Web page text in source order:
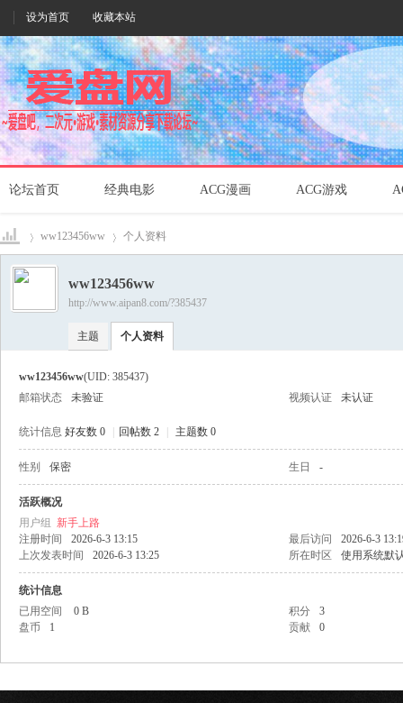
设为首页 收藏本站
论坛首页 经典电影 ACG漫画 ACG游戏
爱盘›
ww123456ww 个人资料
ww123456ww
http://www.aipan8.com/?385437
主题 个人资料
ww123456ww(UID: 385437)
邮箱状态
未验证 视频认证 未认证
统计信息 好友数 0 回帖数 2 主题数 0
性别 保密 生日 -
活跃概况
用户组 新手上路
注册时间
2026-6-3 13:15 最后访问
2026-6-3
上次发表时间
2026-6-3 13:25 所在时区 使用系统默
统计信息
已用空间
0 B 积分
3
盘币
1 贡献 0